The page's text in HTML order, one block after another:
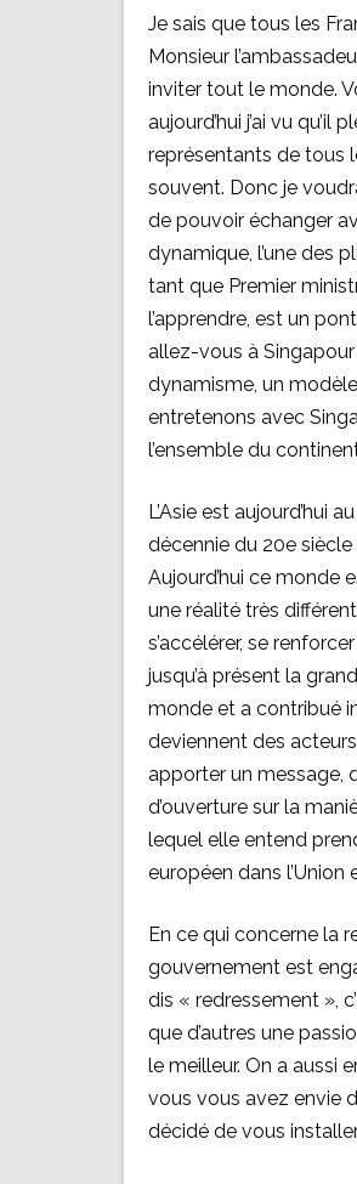
Je sais que tous les
Monsieur
inviter tout le monde.
aujourd’hui j’ai vu
représentants de tous
souvent. Donc je
de pouvoir échanger
dynamique, l’une des
tant que Premier
l’apprendre, est un
allez-vous à Singapour
dynamisme, un
entretenons avec
l’ensemble du
L’Asie est aujourd’hui
décennie du 20e siècle
Aujourd’hui ce monde
une réalité très
s’accélérer, se
jusqu’à présent la
monde et a contribué
deviennent des
apporter un message,
d’ouverture sur la
lequel elle entend
européen dans l’Union
En ce qui concerne la
gouvernement est
dis « redressement »,
que d’autres une
le meilleur. On a aussi
vous vous avez envie
décidé de vous